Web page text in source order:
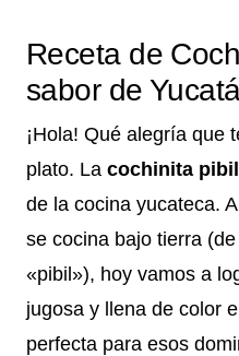
Receta de
sabor de
¡Hola! Qué alegría que
plato. La cochinita pibil
de la cocina yucateca.
se cocina bajo tierra
«pibil»), hoy vamos a
jugosa y llena de color
perfecta para esos